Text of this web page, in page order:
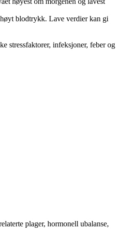
blodtrykk. Lave verdier kan gi
stressfaktorer, infeksjoner, feber og
plager, hormonell ubalanse,